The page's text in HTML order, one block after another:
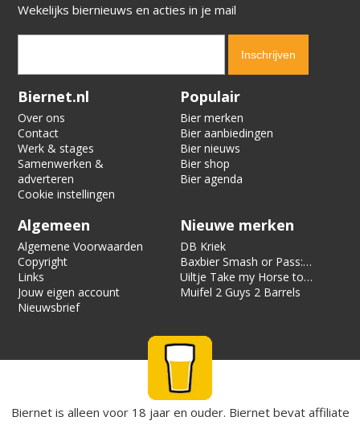
Wekelijks biernieuws en acties in je mail
Verification code:
Biernet.nl
Over ons
Contact
Werk & stages
Samenwerken &
adverteren
Cookie instellingen
Populair
Bier merken
Bier aanbiedingen
Bier nieuws
Bier shop
Bier agenda
Algemeen
Algemene Voorwaarden
Copyright
Links
Jouw eigen account
Nieuwsbrief
Nieuwe merken
DB Kriek
Baxbier Smash or Pass:
Strata
Uiltje Take my Horse to
the Hotel Room
Muifel 2 Guys 2 Barrels
Biernet is alleen voor 18 jaar en ouder. Biernet bevat affiliate